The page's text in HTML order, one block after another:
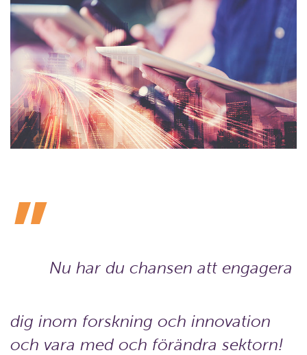
Nu har du chansen att engagera
dig inom forskning och innovation
och vara med och förändra sektorn!